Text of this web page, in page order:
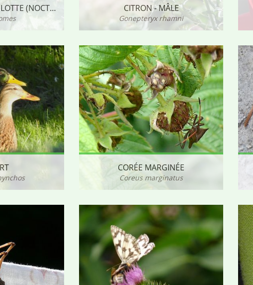
CHENILLE DE LA HULOTTE (NOCTUELLE) CITRON - MÂLE
Gonepteryx rhamni
CORÉE MARGINÉE
Coreus marginatus